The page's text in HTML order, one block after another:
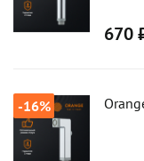
670
-16%